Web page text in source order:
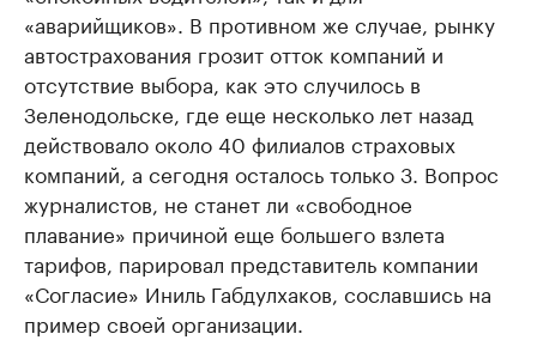
«аварийщиков». В противном же случае, рынку
автострахования грозит отток компаний и
отсутствие выбора, как это случилось в
Зеленодольске, где еще несколько лет назад
действовало около 40 филиалов страховых
компаний, а сегодня осталось только 3. Вопрос
журналистов, не станет ли «свободное
плавание» причиной еще большего взлета
тарифов, парировал представитель компании
«Согласие» Иниль Габдулхаков, сославшись на
пример своей организации.